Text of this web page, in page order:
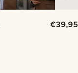
€39,95